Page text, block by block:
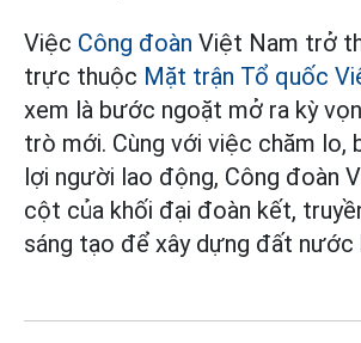
Việc Công đoàn Việt Nam trở
trực thuộc Mặt trận Tổ quốc
xem là bước ngoặt mở ra kỳ
trò mới. Cùng với việc chăm lo,
lợi người lao động, Công đoàn
cột của khối đại đoàn kết,
sáng tạo để xây dựng đất nước